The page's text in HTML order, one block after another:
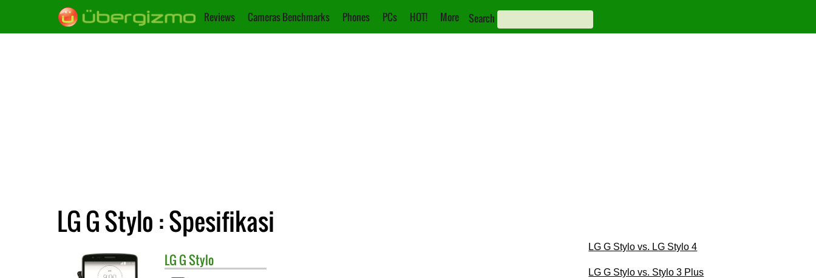
Reviews Cameras Benchmarks Phones PCs HOT! More Search
LG G Stylo : Spesifikasi
LG G Stylo
LG G Stylo vs. LG Stylo 4
LG G Stylo vs. Stylo 3 Plus